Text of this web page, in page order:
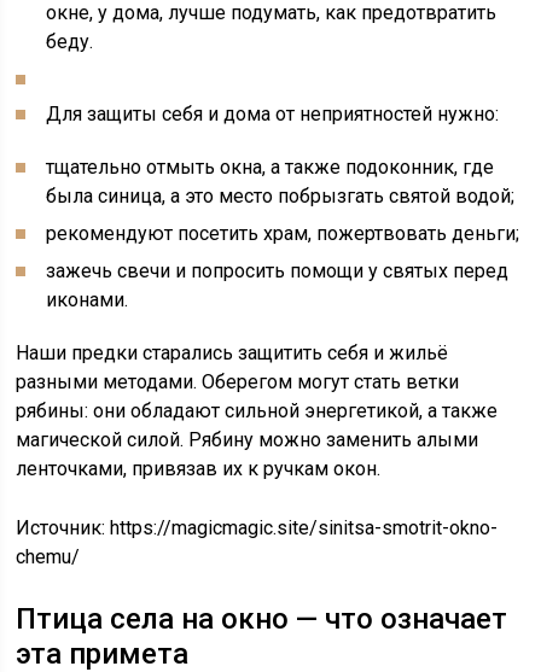
окне, у дома, лучше подумать, как предотвратить
беду.
Для защиты себя и дома от неприятностей нужно:
тщательно отмыть окна, а также подоконник, где
была синица, а это место побрызгать святой водой;
рекомендуют посетить храм, пожертвовать деньги;
зажечь свечи и попросить помощи у святых перед
иконами.
Наши предки старались защитить себя и жильё
разными методами. Оберегом могут стать ветки
рябины: они обладают сильной энергетикой, а также
магической силой. Рябину можно заменить алыми
ленточками, привязав их к ручкам окон.
Источник:https://magicmagic.site/sinitsa-smotrit-okno-
chemu/
Птица села на окно — что означает
эта примета